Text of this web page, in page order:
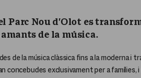
Parc Nou d'Olot es
de la música.
de la música clàssica fins a la moderna i
exclusivament per a famílies,